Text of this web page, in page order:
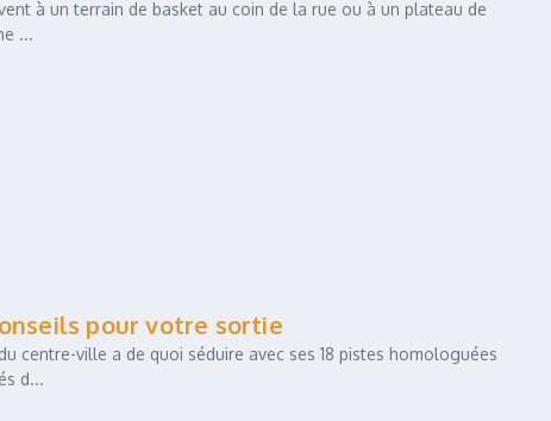
à un terrain de basket au coin de la rue ou à un plateau de
...
pour votre sortie
centre-ville a de quoi séduire avec ses 18 pistes homologuées
d...